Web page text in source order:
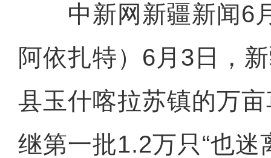
中新网新疆新闻6
阿依扎特）6月3日，
县玉什喀拉苏镇的万
继第一批1.2万只“也迷